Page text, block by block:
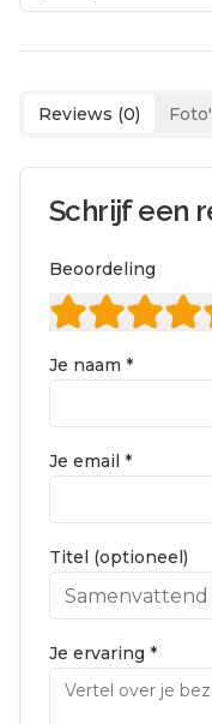
Reviews (0)
Schrijf een
Beoordeling
Je naam *
Je email *
Titel (optioneel)
Je ervaring *